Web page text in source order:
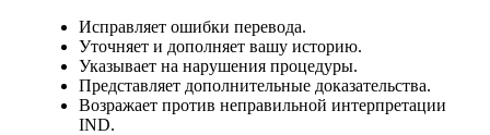
Исправляет ошибки перевода.
Уточняет и дополняет вашу историю.
Указывает на нарушения процедуры.
Представляет дополнительные доказательства.
Возражает против неправильной интерпретации
IND.